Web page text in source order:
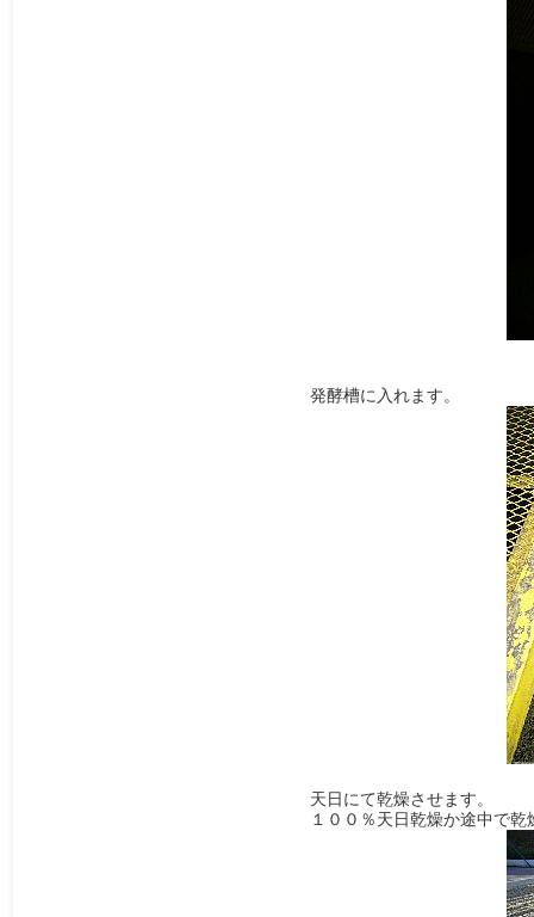
発酵槽に入れます。
天日にて乾燥させます。
１００％天日乾燥か途中で